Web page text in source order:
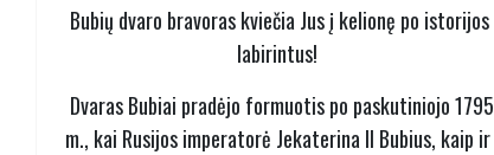
Bubių dvaro bravoras kviečia Jus į kelionę po istorijos
labirintus!
Dvaras Bubiai pradėjo formuotis po paskutiniojo 1795
m., kai Rusijos imperatorė Jekaterina II Bubius, kaip ir